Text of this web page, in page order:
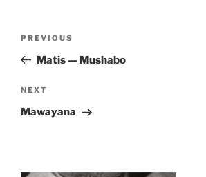
Previous
Post
PREVIOUS
Matis — Mushabo
Next
Post
NEXT
Mawayana